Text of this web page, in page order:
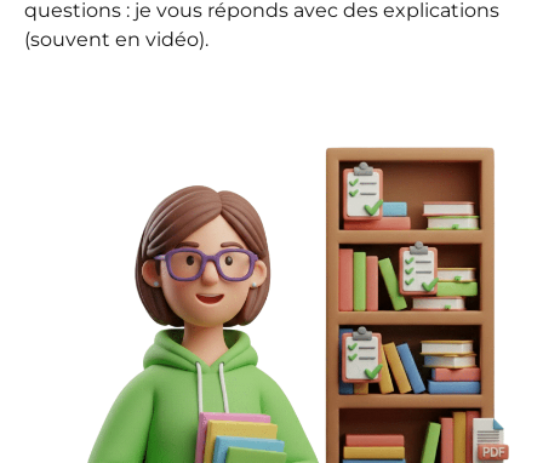
questions : je vous réponds avec des explications
(souvent en vidéo).